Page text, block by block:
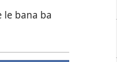
le bana ba